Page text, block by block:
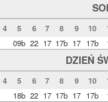
4 5 6 7 8 9 10
09b 22 17 17b 17 17b
DZIEŃ
4 5 6 7 8 9 10
18b 22 17 17b 17 17b